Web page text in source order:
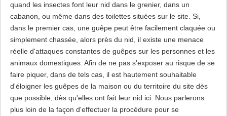
quand les insectes font leur nid dans le grenier, dans un
cabanon, ou même dans des toilettes situées sur le site. Si,
dans le premier cas, une guêpe peut être facilement claquée ou
simplement chassée, alors près du nid, il existe une menace
réelle d'attaques constantes de guêpes sur les personnes et les
animaux domestiques. Afin de ne pas s'exposer au risque de se
faire piquer, dans de tels cas, il est hautement souhaitable
d'éloigner les guêpes de la maison ou du territoire du site dès
que possible, dès qu'elles ont fait leur nid ici. Nous parlerons
plus loin de la façon d'effectuer la procédure pour se